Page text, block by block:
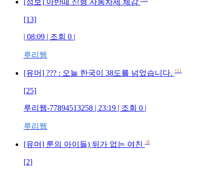
[정보] 아반떼 신형 자동차세 체감
[13]
| 08:09 | 조회 0 |
루리웹
[유머] ??? : 오늘 한국이 38도를 넘었습니다. +11
[25]
루리웹-77894513258 | 23:19 | 조회 0 |
루리웹
[유머] 룬의 아이들) 뒤가 없는 여친 +8
[2]